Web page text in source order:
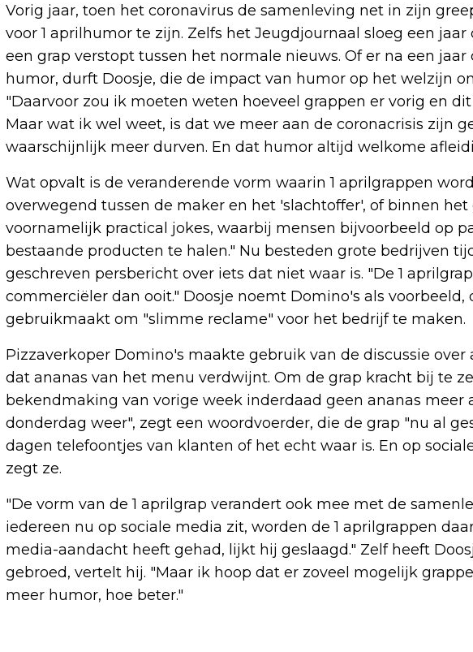
Vorig jaar, toen het coronavirus de samenleving net in zijn
voor 1 aprilhumor te zijn. Zelfs het Jeugdjournaal sloeg een
een grap verstopt tussen het normale nieuws. Of er na een
humor, durft Doosje, die de impact van humor op het welzijn
"Daarvoor zou ik moeten weten hoeveel grappen er vorig en
Maar wat ik wel weet, is dat we meer aan de coronacrisis zijn
waarschijnlijk meer durven. En dat humor altijd welkome
Wat opvalt is de veranderende vorm waarin 1 aprilgrappen
overwegend tussen de maker en het 'slachtoffer', of binnen
voornamelijk practical jokes, waarbij mensen bijvoorbeeld op
bestaande producten te halen." Nu besteden grote bedrijven
geschreven persbericht over iets dat niet waar is. "De 1
commerciëler dan ooit." Doosje noemt Domino's als voorbeeld,
gebruikmaakt om "slimme reclame" voor het bedrijf te maken.
Pizzaverkoper Domino's maakte gebruik van de discussie over
dat ananas van het menu verdwijnt. Om de grap kracht bij te
bekendmaking van vorige week inderdaad geen ananas meer
donderdag weer", zegt een woordvoerder, die de grap "nu al
dagen telefoontjes van klanten of het echt waar is. En op
zegt ze.
"De vorm van de 1 aprilgrap verandert ook mee met de
iedereen nu op sociale media zit, worden de 1 aprilgrappen
media-aandacht heeft gehad, lijkt hij geslaagd." Zelf heeft
gebroed, vertelt hij. "Maar ik hoop dat er zoveel mogelijk
meer humor, hoe beter."